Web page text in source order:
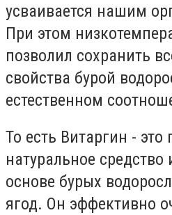
усваивается нашим
При этом
позволил сохранить
свойства бурой
естественном
То есть Витаргин - это
натуральное средство
основе бурых
ягод. Он эффективно